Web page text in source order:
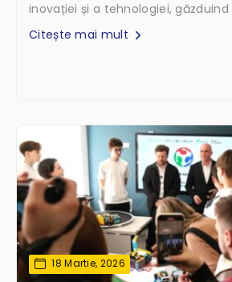
inovației și a tehnologiei, găzduind
Citește mai mult
18 Martie, 2026